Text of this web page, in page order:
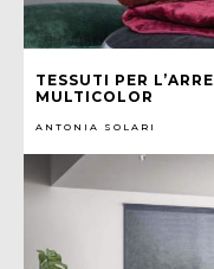
TESSUTI PER
MULTICOLOR
ANTONIA SOLARI